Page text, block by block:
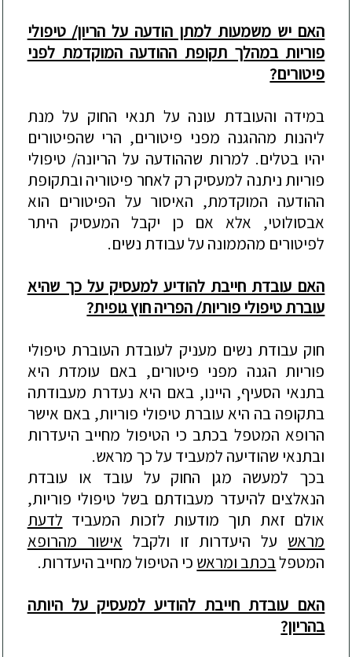
האם יש משמעות למתן הודעה על הריון/ טיפולי
פוריות במהלך תקופת ההודעה המוקדמת לפני
פיטורים?
במידה והעובדת עונה על תנאי החוק על מנת
ליהנות מההגנה מפני פיטורים, הרי שהפיטורים
יהיו בטלים. למרות שההודעה על הריונה/ טיפולי
פוריות ניתנה למעסיק רק לאחר פיטוריה ובתקופת
ההודעה המוקדמת, האיסור על הפיטורים הוא
אבסולוטי, אלא אם כן יקבל המעסיק היתר
לפיטורים מהממונה על עבודת נשים.
האם עובדת חייבת להודיע למעסיק על כך שהיא
עוברת טיפולי פוריות/ הפריה חוץ גופית?
חוק עבודת נשים מעניק לעובדת העוברת טיפולי
פוריות הגנה מפני פיטורים, באם עומדת היא
בתנאי הסעיף, היינו, באם היא נעדרת מעבודתה
בתקופה בה היא עוברת טיפולי פוריות, באם אישר
הרופא המטפל בכתב כי הטיפול מחייב היעדרות
ובתנאי שהודיעה למעביד על כך מראש.
בכך למעשה מגן החוק על עובד או עובדת
הנאלצים להיעדר מעבודתם בשל טיפולי פוריות,
אולם זאת תוך מודעות לזכות המעביד לדעת
מראש על היעדרות זו ולקבל אישור מהרופא
המטפלבכתב ומראש כי הטיפול מחייב היעדרות.
האם עובדת חייבת להודיע למעסיק על היותה
בהריון?